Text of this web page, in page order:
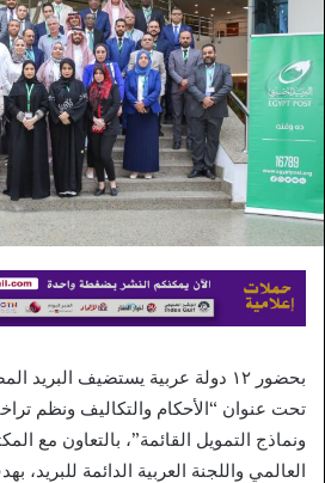
بحضور ١٢ دولة عربية يستضيف
تحت عنوان “الأحكام والتكاليف ونظم
ونماذج التمويل القائمة”، بالتعاون مع
العالمي واللجنة العربية الدائمة للبريد،